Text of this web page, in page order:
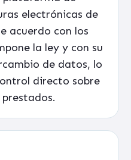
electrónicas de
acuerdo con los
la ley y con su
de datos, lo
directo sobre